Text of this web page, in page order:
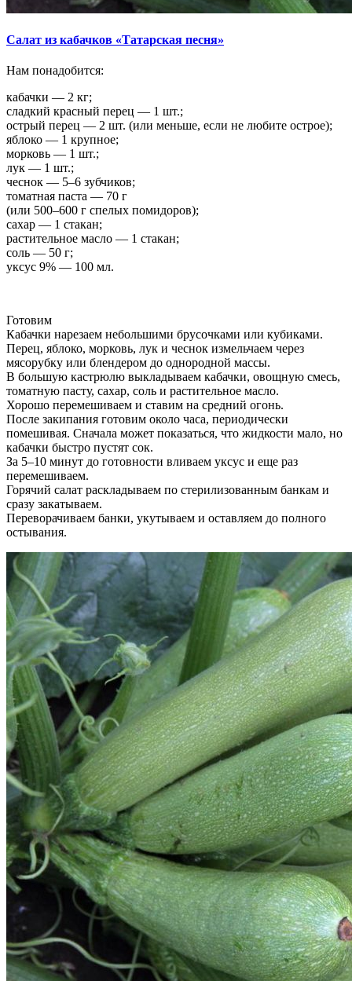
Салат из кабачков «Татарская песня»
Нам понадобится:
кабачки — 2 кг;
сладкий красный перец — 1 шт.;
острый перец — 2 шт. (или меньше, если не любите острое);
яблоко — 1 крупное;
морковь — 1 шт.;
лук — 1 шт.;
чеснок — 5–6 зубчиков;
томатная паста — 70 г
(или 500–600 г спелых помидоров);
сахар — 1 стакан;
растительное масло — 1 стакан;
соль — 50 г;
уксус 9% — 100 мл.
Готовим
Кабачки нарезаем небольшими брусочками или кубиками.
Перец, яблоко, морковь, лук и чеснок измельчаем через
мясорубку или блендером до однородной массы.
В большую кастрюлю выкладываем кабачки, овощную смесь,
томатную пасту, сахар, соль и растительное масло.
Хорошо перемешиваем и ставим на средний огонь.
После закипания готовим около часа, периодически
помешивая. Сначала может показаться, что жидкости мало, но
кабачки быстро пустят сок.
За 5–10 минут до готовности вливаем уксус и еще раз
перемешиваем.
Горячий салат раскладываем по стерилизованным банкам и
сразу закатываем.
Переворачиваем банки, укутываем и оставляем до полного
остывания.